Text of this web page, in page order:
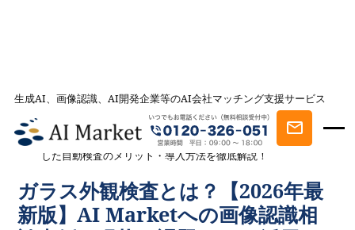
生成AI、画像認識、AI開発企業等のAI会社マッチング支援サービス
AI会社とのマッチングは AI Market
記事一覧
AI事例・AI活用法を探す
ガラス外観検査とは？【2026年最
新版】AI Marketへの画像認識相談事例、現状の課題・AIを活用
した自動検査のメリット・導入方法を徹底解説！
ガラス外観検査とは？【2026年最
新版】AI Marketへの画像認識相